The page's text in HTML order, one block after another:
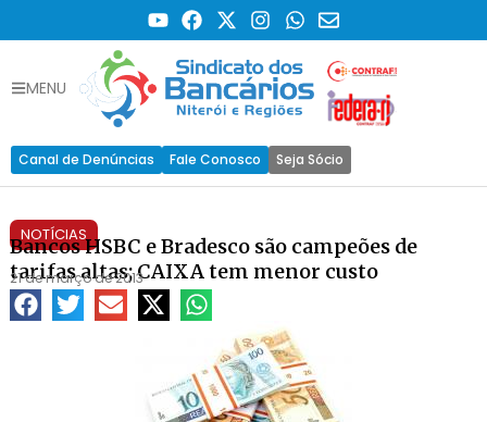
MENU
Canal de Denúncias Fale Conosco Seja Sócio
NOTÍCIAS
Bancos HSBC e Bradesco são campeões de
tarifas altas; CAIXA tem menor custo
21 de março de 2013